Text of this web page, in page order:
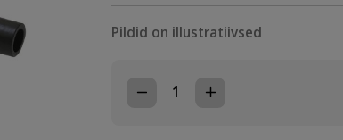
Pildid on illustratiivsed
PE